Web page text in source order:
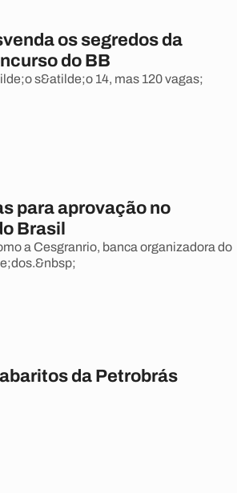
os segredos da
do BB
s&atilde;o 14, mas 120 vagas;
para aprovação no
Brasil
a Cesgranrio, banca organizadora do
da Petrobrás